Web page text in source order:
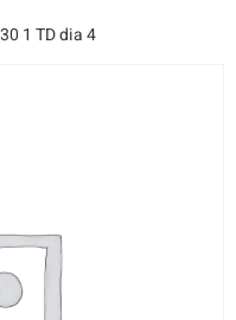
1 TD dia 4